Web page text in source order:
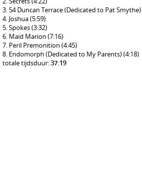
54 Duncan Terrace (Dedicated to Pat Smythe)
Joshua(5:59)
Spokes(3:32)
Maid Marion (7:16)
Peril Premonition (4:45)
Endomorph (Dedicated to My Parents)(4:18)
totale tijdsduur:37:19